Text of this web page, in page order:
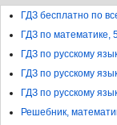
ГДЗ бесплатно по
ГДЗ по математике,
ГДЗ по русскому
ГДЗ по русскому
ГДЗ по русскому
Решебник,